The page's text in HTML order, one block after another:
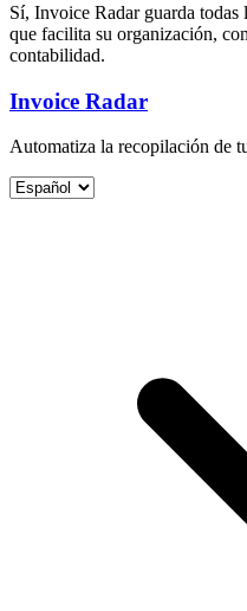
Sí, Invoice Radar guarda
que facilita su organización,
contabilidad.
Invoice Radar
Automatiza la recopilación de